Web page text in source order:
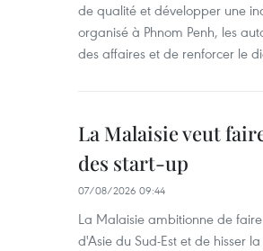
de qualité et développer une
organisé à Phnom Penh, les
des affaires et de renforcer le
La Malaisie veut
des start-up
07/08/2026 09:44
La Malaisie ambitionne de
d'Asie du Sud-Est et de hisser